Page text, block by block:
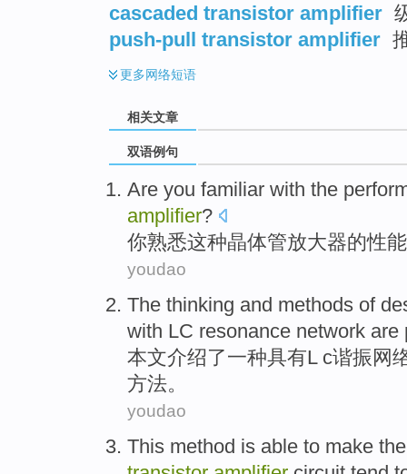
cascaded transistor amplifier
push-pull transistor amplifier
更多网络短语
相关文章
双语例句
Are you familiar with the
amplifier?
你熟悉这种晶体管放大器的性能
youdao
The thinking and methods of
with LC resonance network are
本文介绍了一种具有L c谐振 网
方法。
youdao
This method is able to make the